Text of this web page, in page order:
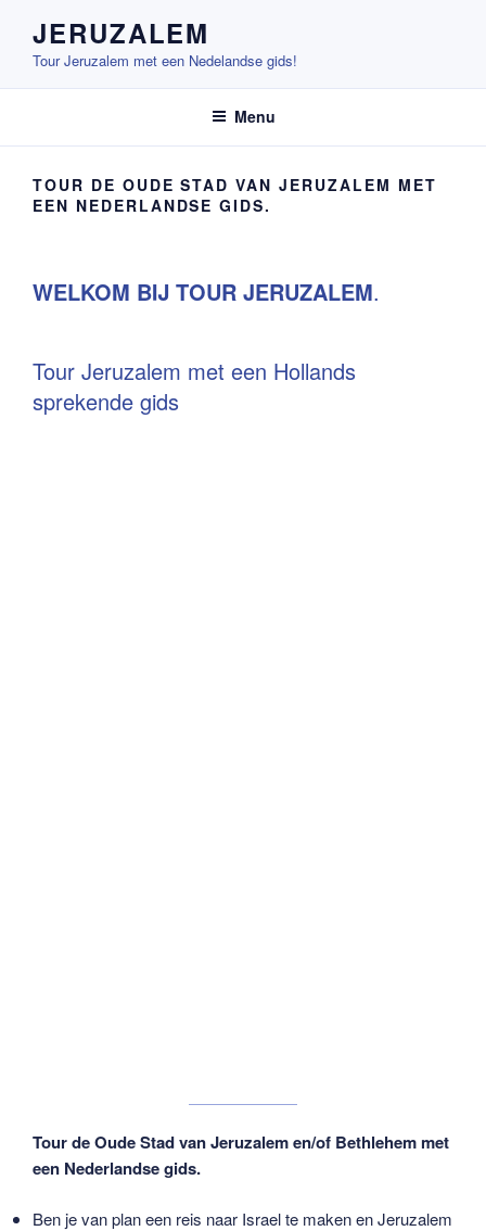
inhoud
JERUZALEM
Tour Jeruzalem met een Nedelandse gids!
Menu
TOUR DE OUDE STAD VAN JERUZALEM MET
EEN NEDERLANDSE GIDS.
WELKOM BIJ TOUR JERUZALEM.
Tour Jeruzalem met een Hollands
sprekende gids
Tour de Oude Stad van Jeruzalem en/of Bethlehem met
een Nederlandse gids.
Ben je van plan een reis naar Israel te maken en Jeruzalem